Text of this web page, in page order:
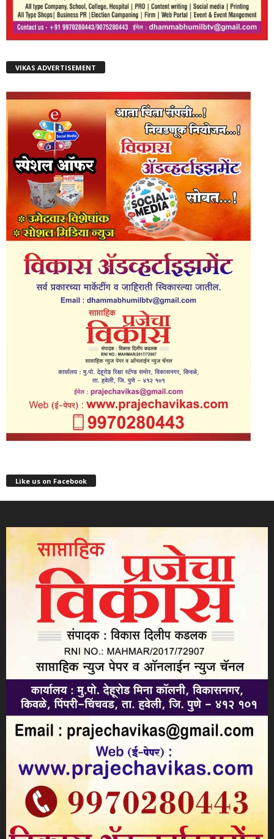
VIKAS ADVERTISEMENT
Like us on Facebook